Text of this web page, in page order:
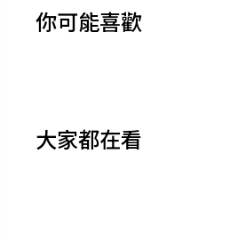
你可能喜歡
大家都在看